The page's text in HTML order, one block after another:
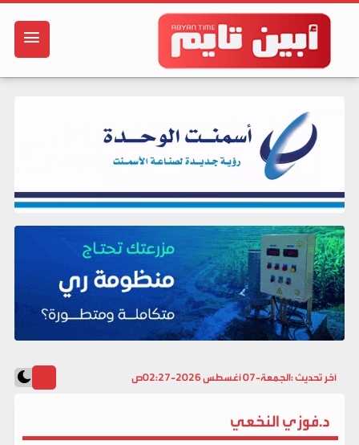
آخر تحديث :الجمعة-07 أغسطس 2026-02:27ص
د.فوزي النخعي